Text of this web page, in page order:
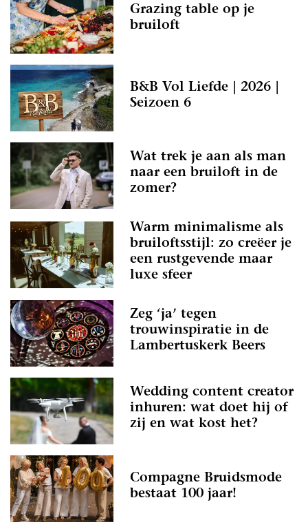
Grazing table op je
bruiloft
B&B Vol Liefde | 2026 |
Seizoen 6
Wat trek je aan als man
naar een bruiloft in de
zomer?
Warm minimalisme als
bruiloftsstijl: zo creëer je
een rustgevende maar
luxe sfeer
Zeg ‘ja’ tegen
trouwinspiratie in de
Lambertuskerk Beers
Wedding content creator
inhuren: wat doet hij of
zij en wat kost het?
Compagne Bruidsmode
bestaat 100 jaar!